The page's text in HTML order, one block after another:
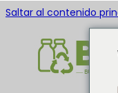
Saltar al contenido